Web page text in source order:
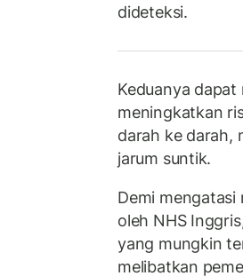
dideteksi.
Keduanya
meningkatkan
darah ke darah,
jarum suntik.
Demi mengatasi
oleh NHS
yang mungkin
melibatkan